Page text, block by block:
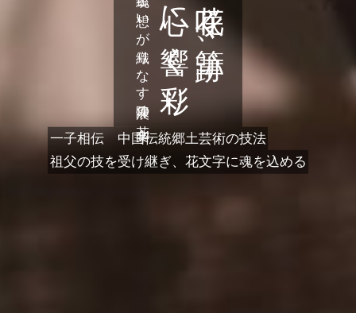
花咲く筆跡、
​​​​​​​心に響く彩り
伝統と想いが織りなす陳展の花文字
一子相伝 中国伝統郷土芸術の技法
​​​祖父の技を受け継ぎ、花文字に魂を込める